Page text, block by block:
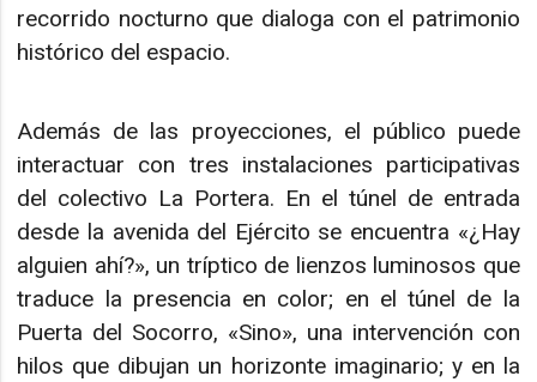
recorrido nocturno que dialoga con el patrimonio
histórico del espacio.
Además de las proyecciones, el público puede
interactuar con tres instalaciones participativas
del colectivo La Portera. En el túnel de entrada
desde la avenida del Ejército se encuentra «¿Hay
alguien ahí?», un tríptico de lienzos luminosos que
traduce la presencia en color; en el túnel de la
Puerta del Socorro, «Sino», una intervención con
hilos que dibujan un horizonte imaginario; y en la